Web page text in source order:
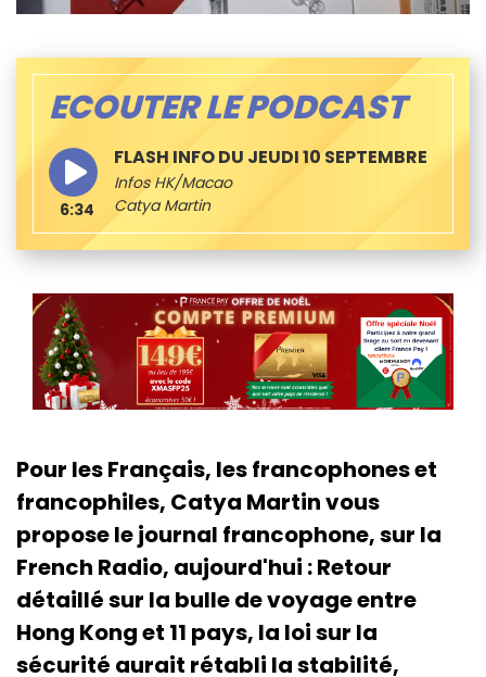
ECOUTER LE PODCAST
FLASH INFO DU JEUDI 10 SEPTEMBRE
Infos HK/Macao
Catya Martin
6:34
Pour les Français, les francophones et
francophiles, Catya Martin vous
propose le journal francophone, sur la
French Radio, aujourd'hui : Retour
détaillé sur la bulle de voyage entre
Hong Kong et 11 pays, la loi sur la
sécurité aurait rétabli la stabilité,